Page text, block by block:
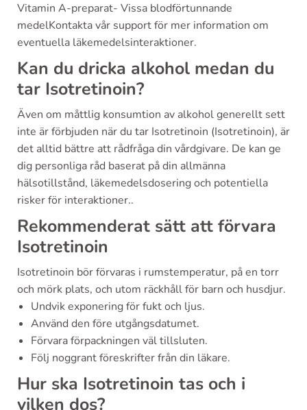
Vitamin A-preparat- Vissa blodförtunnande
medelKontakta vår support för mer information om
eventuella läkemedelsinteraktioner.
Kan du dricka alkohol medan du
tar Isotretinoin?
Även om måttlig konsumtion av alkohol generellt sett
inte är förbjuden när du tar Isotretinoin (Isotretinoin), är
det alltid bättre att rådfråga din vårdgivare. De kan ge
dig personliga råd baserat på din allmänna
hälsotillstånd, läkemedelsdosering och potentiella
risker för interaktioner..
Rekommenderat sätt att förvara
Isotretinoin
Isotretinoin bör förvaras i rumstemperatur, på en torr
och mörk plats, och utom räckhåll för barn och husdjur.
Undvik exponering för fukt och ljus.
Använd den före utgångsdatumet.
Förvara förpackningen väl tillsluten.
Följ noggrant föreskrifter från din läkare.
Hur ska Isotretinoin tas och i
vilken dos?